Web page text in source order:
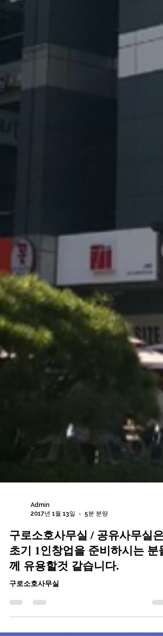
Admin
2017년 1월 13일
5분 분량
구로소호사무실 / 공유사무실은
초기 1인창업을 준비하시는 분들
께 유용할것 같습니다.